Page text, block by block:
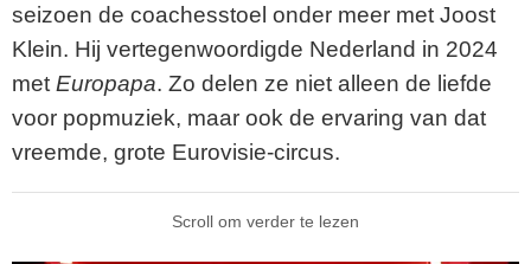
seizoen de coachesstoel onder meer met Joost
Klein. Hij vertegenwoordigde Nederland in 2024
met Europapa. Zo delen ze niet alleen de liefde
voor popmuziek, maar ook de ervaring van dat
vreemde, grote Eurovisie-circus.
Scroll om verder te lezen